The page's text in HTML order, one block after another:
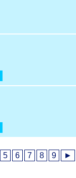
5 6 7 8 9 ►